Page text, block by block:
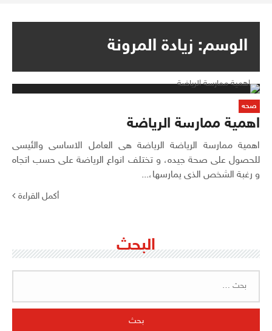
الوسم: زيادة المرونة
صحه
اهمية ممارسة الرياضة
اهمية ممارسة الرياضة الرياضة هى العامل الاساسى والئيسى
للحصول على صحة جيده، و تختلف انواع الرياضة على حسب اتجاه
و رغبة الشخص الذى يمارسها،...
أكمل القراءة
البحث